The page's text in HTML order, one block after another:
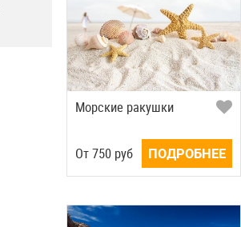
Морские ракушки
Oт750руб ПОДРОБНЕЕ